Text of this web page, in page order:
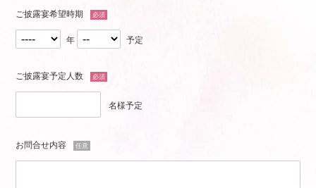
ご披露宴希望時期 必須
年 予定
ご披露宴予定人数 必須
名様予定
お問合せ内容 任意